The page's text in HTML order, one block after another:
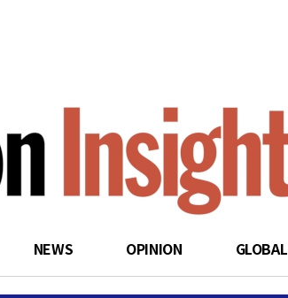
search
NEWS OPINION GLOBAL